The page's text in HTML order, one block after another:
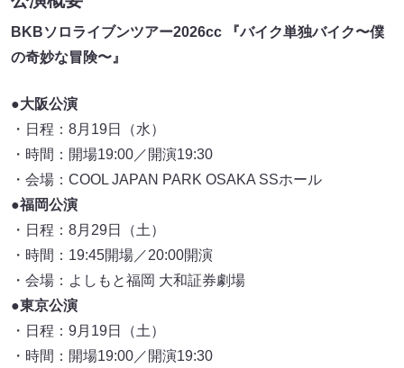
BKBソロライブンツアー2026cc 『バイク単独バイク〜僕
の奇妙な冒険〜』
●大阪公演
・日程：8月19日（水）
・時間：開場19:00／開演19:30
・会場：COOL JAPAN PARK OSAKA SSホール
●福岡公演
・日程：8月29日（土）
・時間：19:45開場／20:00開演
・会場：よしもと福岡 大和証券劇場
●東京公演
・日程：9月19日（土）
・時間：開場19:00／開演19:30